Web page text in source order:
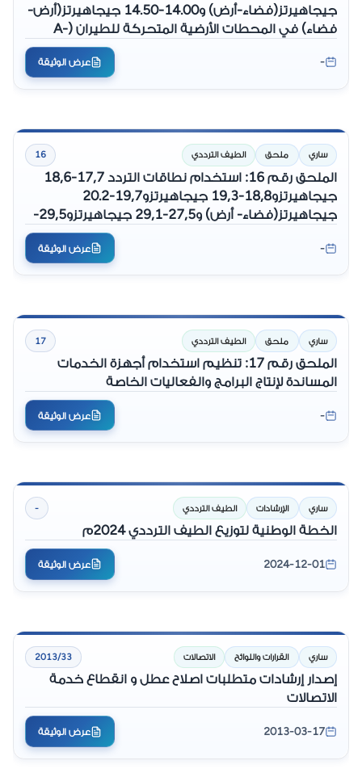
جيجاهيرتز(فضاء-أرض) و14.00-14.50 جيجاهيرتز(أرض-
فضاء) في المحطات الأرضية المتحركة للطيران (A-
- عرض الوثيقة
ساري ملحق الطيف الترددي 16
الملحق رقم 16: استخدام نطاقات التردد 17,7-18,6
جيجاهيرتزو18,8-19,3 جيجاهيرتزو19,7-20.2
جيجاهيرتز(فضاء- أرض) و27,5-29,1 جيجاهيرتزو29,5-
30 جيجاهيرتز (أرض-فضاء) في المحطات الأرضية
المتحركة للطيران (A-ESIM) والمحطات الأرضية
- عرض الوثيقة
ساري ملحق الطيف الترددي 17
الملحق رقم 17: تنظيم استخدام أجهزة الخدمات
المساندة لإنتاج البرامج والفعاليات الخاصة
- عرض الوثيقة
ساري الإرشادات الطيف الترددي -
الخطة الوطنية لتوزيع الطيف الترددي 2024م
2024-12-01 عرض الوثيقة
ساري القرارات واللوائح الاتصالات 2013/33
إصدار إرشادات متطلبات اصلاح عطل و انقطاع خدمة
الاتصالات
2013-03-17 عرض الوثيقة